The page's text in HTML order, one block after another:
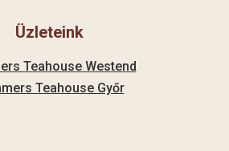
Üzleteink
Teahouse Westend
Teahouse Győr